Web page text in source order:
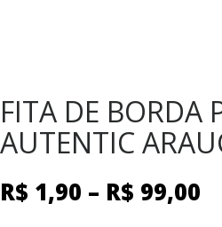
FITA DE BORDA
AUTENTIC
R$ 1,90 – R$ 99,00